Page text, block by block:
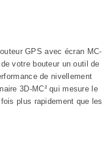
GPS avec écran MC-
votre bouteur un outil de
de nivellement
3D-MC² qui mesure le
plus rapidement que les